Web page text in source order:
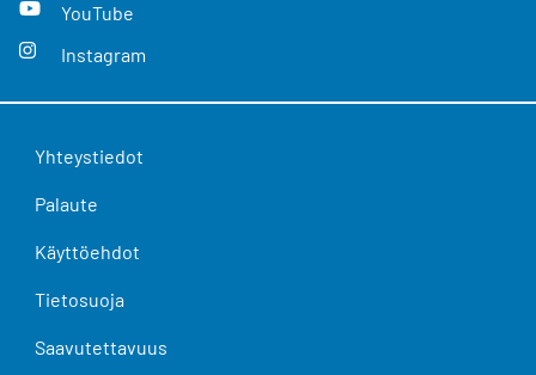
YouTube
Instagram
Yhteystiedot
Palaute
Käyttöehdot
Tietosuoja
Saavutettavuus